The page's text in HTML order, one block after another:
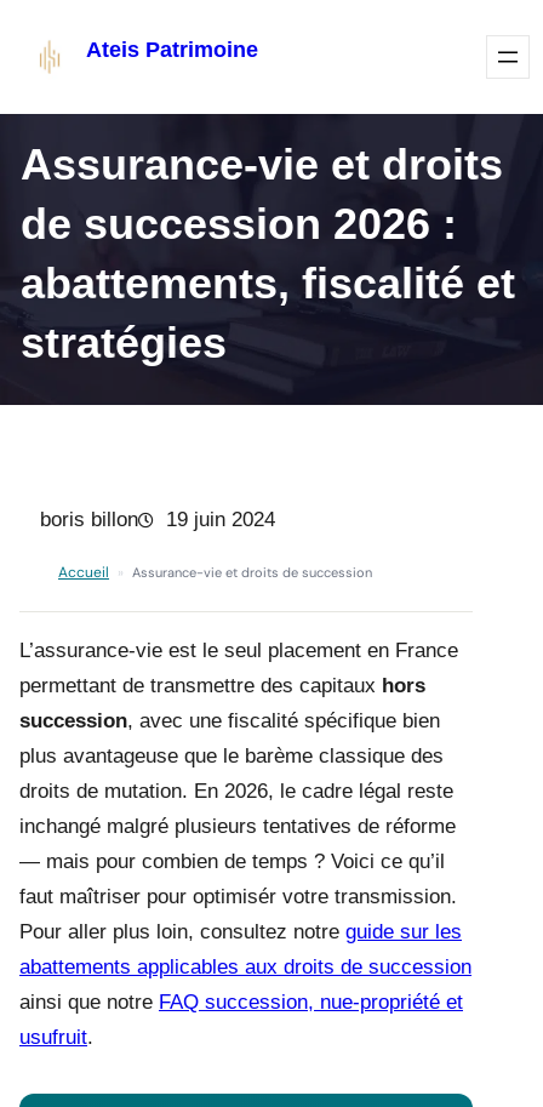
Ateis Patrimoine
Assurance-vie et droits
de succession 2026 :
abattements, fiscalité et
stratégies
boris billon 19 juin 2024
Accueil » Assurance-vie et droits de succession
L’assurance-vie est le seul placement en France
permettant de transmettre des capitaux hors
succession, avec une fiscalité spécifique bien
plus avantageuse que le barème classique des
droits de mutation. En 2026, le cadre légal reste
inchangé malgré plusieurs tentatives de réforme
— mais pour combien de temps ? Voici ce qu’il
faut maîtriser pour optimisér votre transmission.
Pour aller plus loin, consultez notre guide sur les
abattements applicables aux droits de succession
ainsi que notre FAQ succession, nue-propriété et
usufruit.